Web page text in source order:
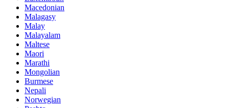
Macedonian
Malagasy
Malay
Malayalam
Maltese
Maori
Marathi
Mongolian
Burmese
Nepali
Norwegian